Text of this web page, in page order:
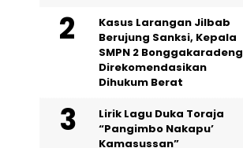
Kasus Larangan Jilbab
Berujung Sanksi, Kepala
SMPN 2 Bonggakaradeng
Direkomendasikan
Dihukum Berat
Lirik Lagu Duka Toraja
“Pangimbo Nakapu’
Kamasussan”